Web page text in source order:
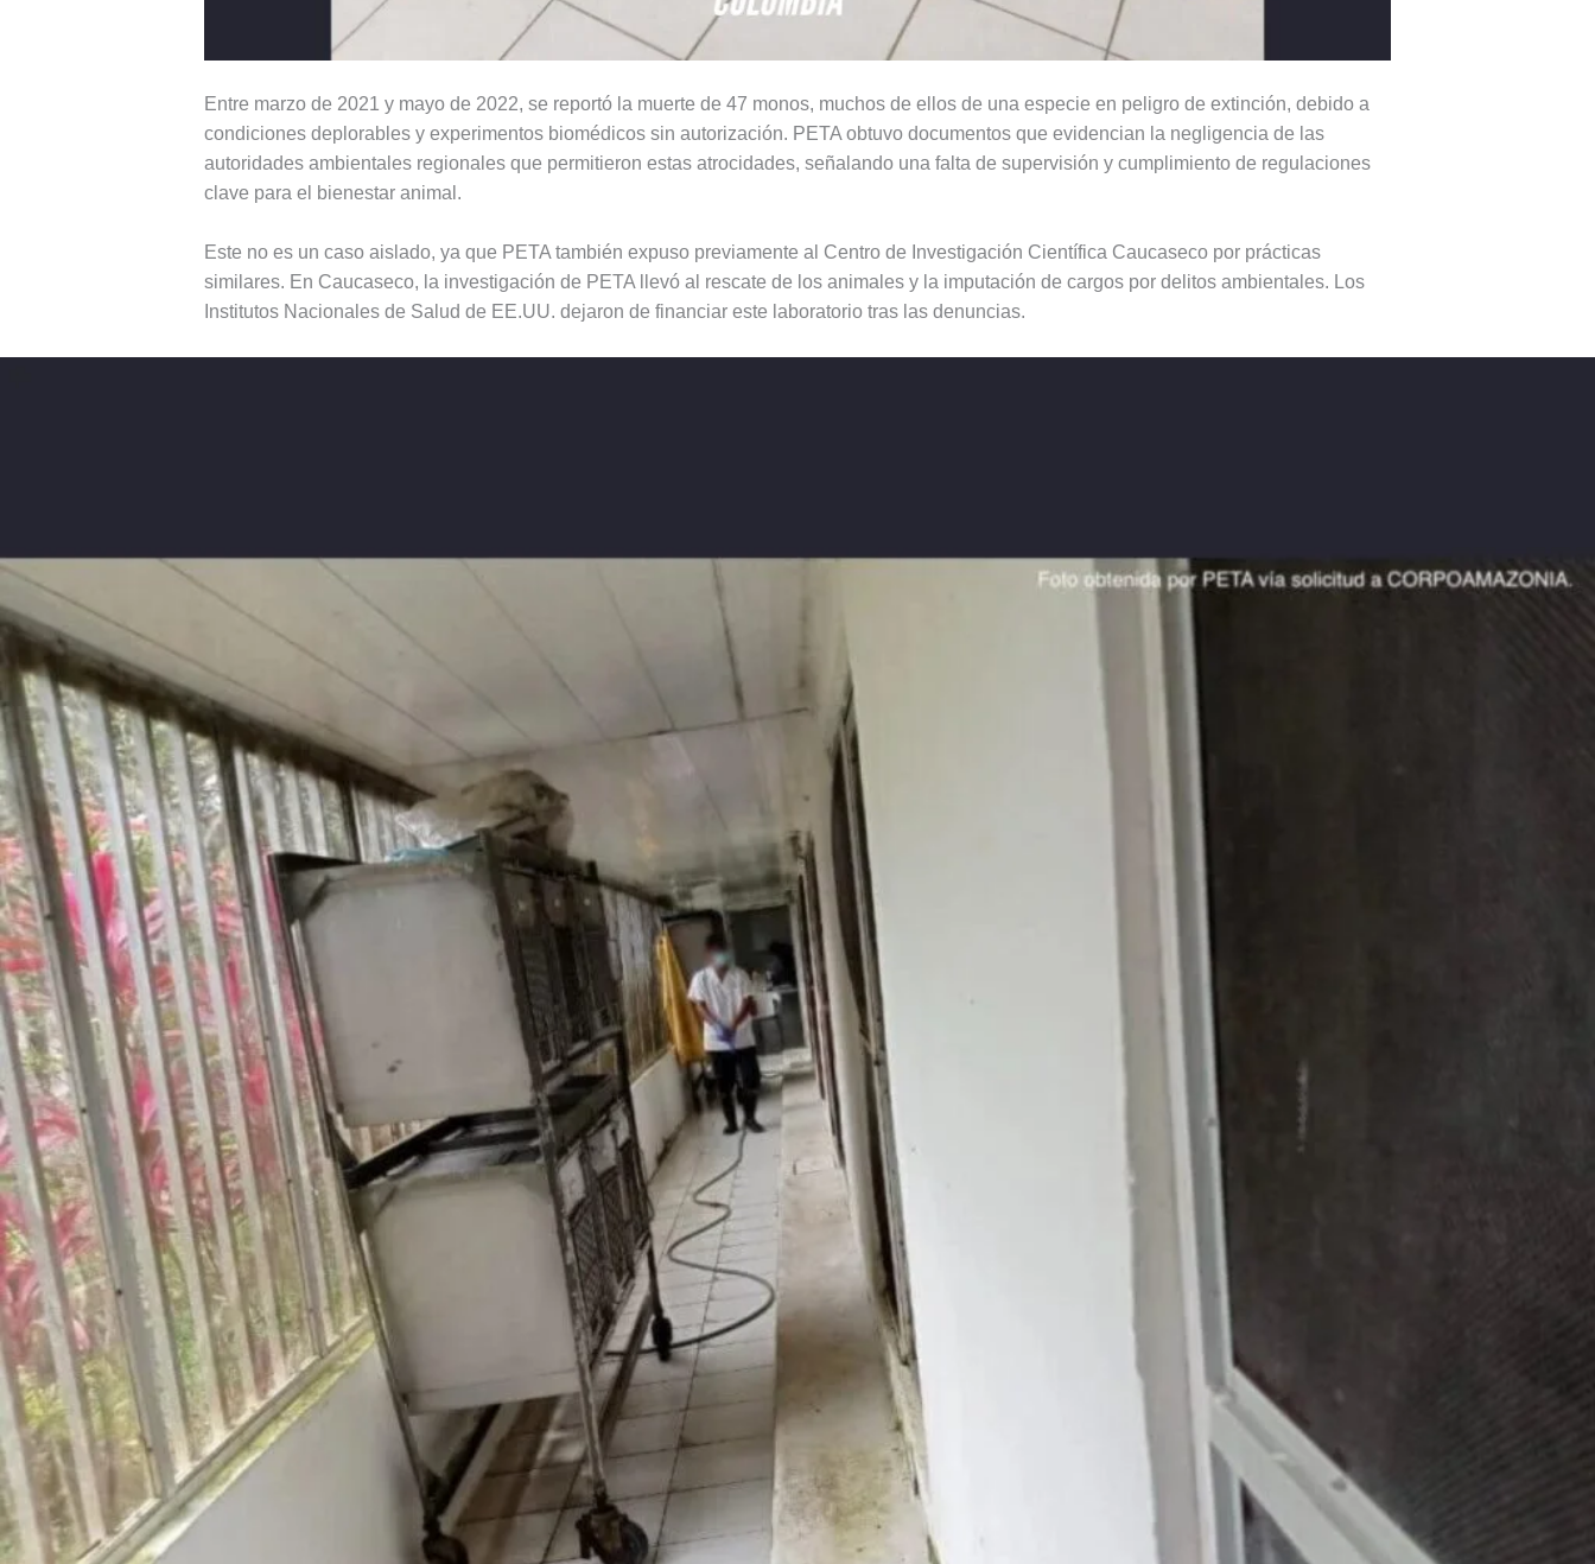
Entre marzo de 2021 y mayo de 2022, se reportó la muerte de 47 monos, muchos de ellos de una especie en peligro de extinción, debido a
condiciones deplorables y experimentos biomédicos sin autorización. PETA obtuvo documentos que evidencian la negligencia de las
autoridades ambientales regionales que permitieron estas atrocidades, señalando una falta de supervisión y cumplimiento de regulaciones
clave para el bienestar animal.
Este no es un caso aislado, ya que PETA también expuso previamente al Centro de Investigación Científica Caucaseco por prácticas
similares. En Caucaseco, la investigación de PETA llevó al rescate de los animales y la imputación de cargos por delitos ambientales. Los
Institutos Nacionales de Salud de EE.UU. dejaron de financiar este laboratorio tras las denuncias.